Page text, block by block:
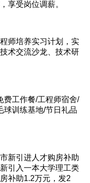
享受岗位调薪。
师培养实习计划，实
术交流沙龙、技术研
费工作餐/工程师宿舍/
球训练基地/节日礼品
新引进人才购房补助
引入一本大学理工类
补助1.2万元，发2